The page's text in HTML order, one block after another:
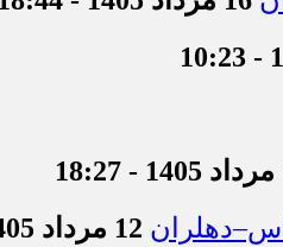
12 مرداد 1405 - 11:54